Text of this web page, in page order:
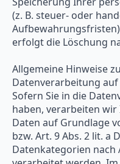
(z. B. steuer- oder
erfolgt die Löschung
Allgemeine Hinweise
Datenverarbeitung
Sofern Sie in die
haben, verarbeiten
Daten auf Grundlage
bzw. Art. 9 Abs. 2 lit. a
Datenkategorien nach